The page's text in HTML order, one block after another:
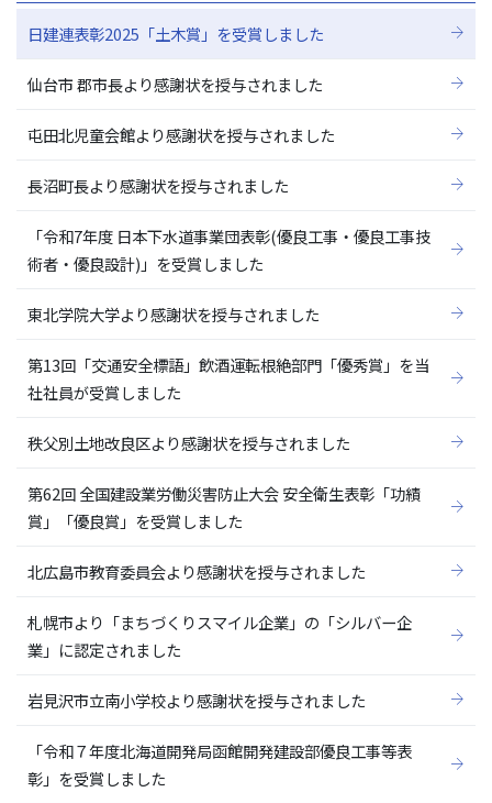
日建連表彰2025「土木賞」を受賞しました
仙台市 郡市長より感謝状を授与されました
屯田北児童会館より感謝状を授与されました
長沼町長より感謝状を授与されました
「令和7年度 日本下水道事業団表彰(優良工事・優良工事技
術者・優良設計)」を受賞しました
東北学院大学より感謝状を授与されました
第13回「交通安全標語」飲酒運転根絶部門「優秀賞」を当
社社員が受賞しました
秩父別土地改良区より感謝状を授与されました
第62回 全国建設業労働災害防止大会 安全衛生表彰「功績
賞」「優良賞」を受賞しました
北広島市教育委員会より感謝状を授与されました
札幌市より「まちづくりスマイル企業」の「シルバー企
業」に認定されました
岩見沢市立南小学校より感謝状を授与されました
「令和７年度北海道開発局函館開発建設部優良工事等表
彰」を受賞しました